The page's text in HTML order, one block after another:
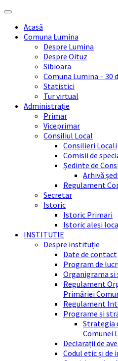
Skip
content
Skip
sidebar
Skip
right
sidebar
Skip
footerAcasă
Comuna Lumina
Despre Lumina
Despre Oituz
Sibioara
Comuna Lumina – 30
Statistici
Tur virtual
Administrație
Primar
Viceprimar
Consiliul Local
Consilieri Locali
Comisii de
Ședinte de
Arhivă
Regulament
Secretar
Istoric
Istoric Primari
Istoric aleși
INSTITUȚIE
Despre instituție
Date de contact
Program de
Organigrama
Regulament
Primăriei
Regulament
Programe și
Strategia
Comunei
Declarații de
Codul etic și